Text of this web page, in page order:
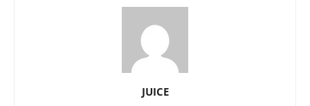
JUICE